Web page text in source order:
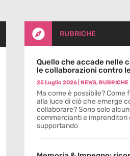
 RUBRICHE
Quello che accade nelle
le collaborazioni contro
25 Luglio 2026| NEWS, RUBRICHE
Ma come è possibile? Come
alla luce di ciò che emerge
collaborare? Sono solo
commercianti e imprenditori
supportando